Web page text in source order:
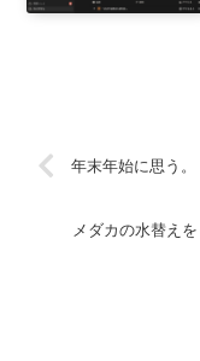
年末年始に思う
メダカの水替え